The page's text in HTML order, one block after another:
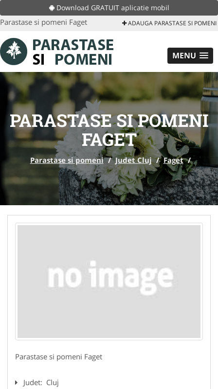
Download GRATUIT aplicatie mobil
Parastase si pomeni Faget ADAUGA PARASTASE SI POMENI
MENU
PARASTASE SI POMENI
FAGET
Parastase si pomeni / Judet Cluj / Faget /
Parastase si pomeni Faget
Judet: Cluj